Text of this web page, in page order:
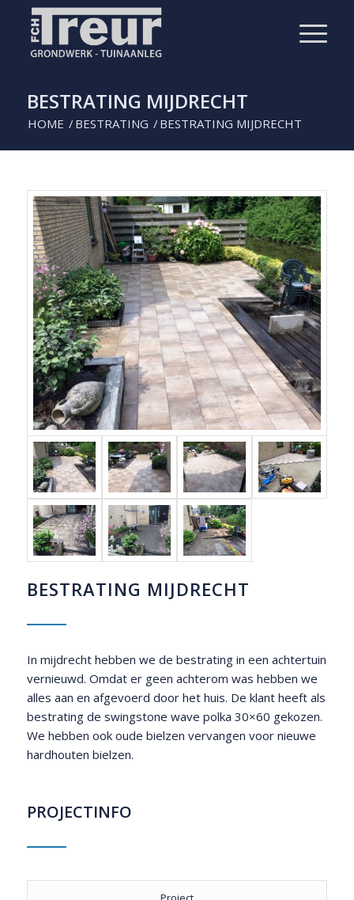
BESTRATING MIJDRECHT
HOME / BESTRATING / BESTRATING MIJDRECHT
BESTRATING MIJDRECHT
In mijdrecht hebben we de bestrating in een achtertuin
vernieuwd. Omdat er geen achterom was hebben we
alles aan en afgevoerd door het huis. De klant heeft als
bestrating de swingstone wave polka 30×60 gekozen.
We hebben ook oude bielzen vervangen voor nieuwe
hardhouten bielzen.
PROJECTINFO